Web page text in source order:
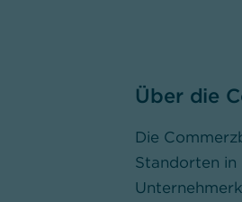
Über die
Die
Standorten in